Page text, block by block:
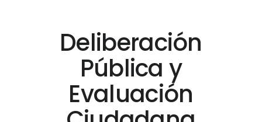
Deliberación
Pública y
Evaluación